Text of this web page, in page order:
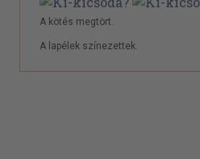
A kötés megtört.
A lapélek színezettek.